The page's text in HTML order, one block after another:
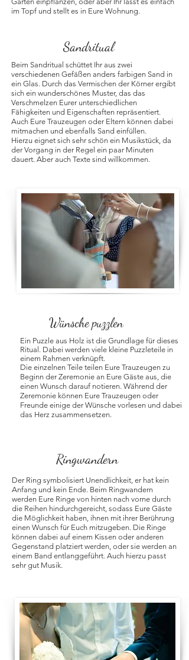
im Topf und stellt es in Eure Wohnung.
Beim Sandritual schüttet Ihr aus zwei
verschiedenen Gefäßen anders farbigen Sand in
ein Glas. Durch das Vermischen der Körner ergibt
sich ein wunderschönes Muster, das das
Verschmelzen Eurer unterschiedlichen
Fähigkeiten und Eigenschaften repräsentiert.
Auch Eure Trauzeugen oder Eltern können dabei
mitmachen und ebenfalls Sand einfüllen.
Hierzu eignet sich sehr schön ein Musikstück, da
der Vorgang in der Regel ein paar Minuten
dauert. Aber auch Texte sind willkommen.
Sandritual
Wünsche puzzlen
Ein Puzzle aus Holz ist die Grundlage für dieses
Ritual. Dabei werden viele kleine Puzzleteile in
einem Rahmen verknüpft.
Die einzelnen Teile teilen Eure Trauzeugen zu
Beginn der Zeremonie an Eure Gäste aus, die
einen Wunsch darauf notieren. Während der
Zeremonie können Eure Trauzeugen oder
Freunde einige der Wünsche vorlesen und dabei
das Herz zusammensetzen.
Der Ring symbolisiert Unendlichkeit, er hat kein
Anfang und kein Ende. Beim Ringwandern
werden Eure Ringe von hinten nach vorne durch
die Reihen hindurchgereicht, sodass Eure Gäste
die Möglichkeit haben, ihnen mit ihrer Berührung
einen Wunsch für Euch mitzugeben. Die Ringe
können dabei auf einem Kissen oder anderen
Gegenstand platziert werden, oder sie werden an
einem Band entlanggeführt. Auch hierzu passt
sehr gut Musik.
Ringwandern